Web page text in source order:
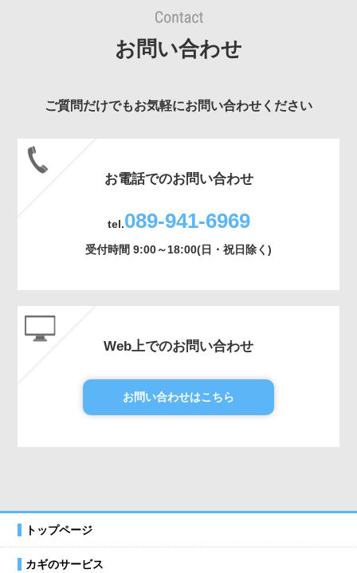
お問い合わせ
ご質問だけでもお気軽にお問い合わせください
お電話でのお問い合わせ
tel.089-941-6969
受付時間 9:00～18:00(日・祝日除く)
Web上でのお問い合わせ
お問い合わせはこちら
トップページ
カギのサービス